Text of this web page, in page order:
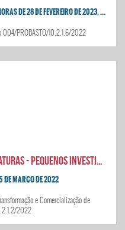
DE 2023, PRORROGADO ATÉ ÀS 17H DE 28 DE ABRIL
004/PROBASTO/10.2.1.6/2022
Anúncio de abertura de candidaturas - Pequenos Investimentos na Transformação e Comercialização de Produtos Agrícolas
DE MARÇO DE 2022
e Comercialização de
2022